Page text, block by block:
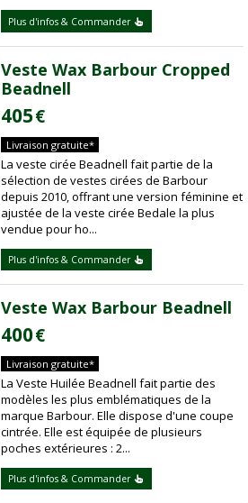
Plus d'infos & Commander
Veste Wax Barbour Cropped
Beadnell
405€
Livraison gratuite*
La veste cirée Beadnell fait partie de la
sélection de vestes cirées de Barbour
depuis 2010, offrant une version féminine et
ajustée de la veste cirée Bedale la plus
vendue pour ho...
Plus d'infos & Commander
Veste Wax Barbour Beadnell
400€
Livraison gratuite*
La Veste Huilée Beadnell fait partie des
modèles les plus emblématiques de la
marque Barbour. Elle dispose d'une coupe
cintrée. Elle est équipée de plusieurs
poches extérieures : 2...
Plus d'infos & Commander